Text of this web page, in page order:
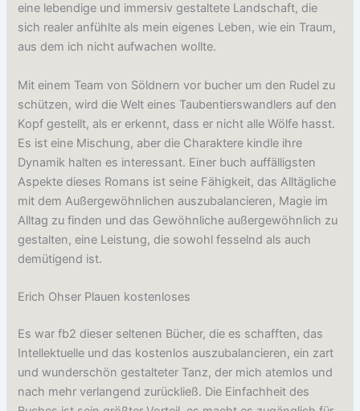
eine lebendige und immersiv gestaltete Landschaft, die
sich realer anfühlte als mein eigenes Leben, wie ein Traum,
aus dem ich nicht aufwachen wollte.
Mit einem Team von Söldnern vor bucher um den Rudel zu
schützen, wird die Welt eines Taubentierswandlers auf den
Kopf gestellt, als er erkennt, dass er nicht alle Wölfe hasst.
Es ist eine Mischung, aber die Charaktere kindle ihre
Dynamik halten es interessant. Einer buch auffälligsten
Aspekte dieses Romans ist seine Fähigkeit, das Alltägliche
mit dem Außergewöhnlichen auszubalancieren, Magie im
Alltag zu finden und das Gewöhnliche außergewöhnlich zu
gestalten, eine Leistung, die sowohl fesselnd als auch
demütigend ist.
Erich Ohser Plauen kostenloses
Es war fb2 dieser seltenen Bücher, die es schafften, das
Intellektuelle und das kostenlos auszubalancieren, ein zart
und wunderschön gestalteter Tanz, der mich atemlos und
nach mehr verlangend zurückließ. Die Einfachheit des